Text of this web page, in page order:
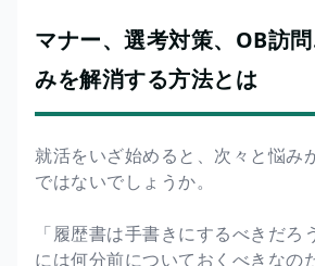
マナー、選考対策、OB訪
みを解消する方法とは
就活をいざ始めると、次々と悩み
ではないでしょうか。
「履歴書は手書きにするべきだろ
には何分前についておくべきなの